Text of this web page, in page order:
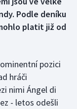
Podle deníku
platit již od
pozici
hráči
nimi Ángel di
- letos odešli